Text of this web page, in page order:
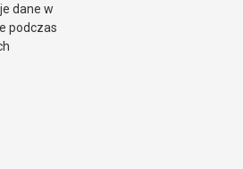
dane w
podczas